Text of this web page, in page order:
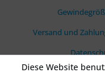
Versand und
Diese Website